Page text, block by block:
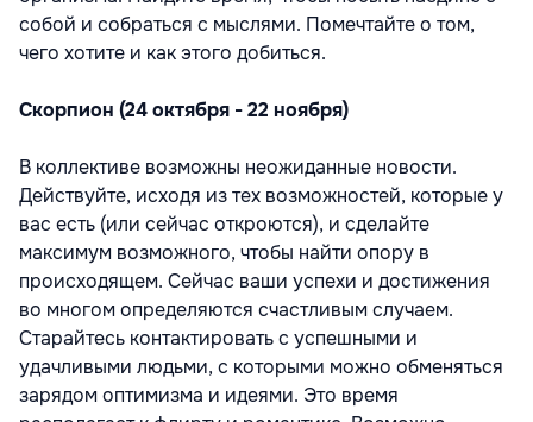
собой и собраться с мыслями. Помечтайте о том,
чего хотите и как этого добиться.
Скорпион (24 октября - 22 ноября)
В коллективе возможны неожиданные новости.
Действуйте, исходя из тех возможностей, которые у
вас есть (или сейчас откроются), и сделайте
максимум возможного, чтобы найти опору в
происходящем. Сейчас ваши успехи и достижения
во многом определяются счастливым случаем.
Старайтесь контактировать с успешными и
удачливыми людьми, с которыми можно обменяться
зарядом оптимизма и идеями. Это время